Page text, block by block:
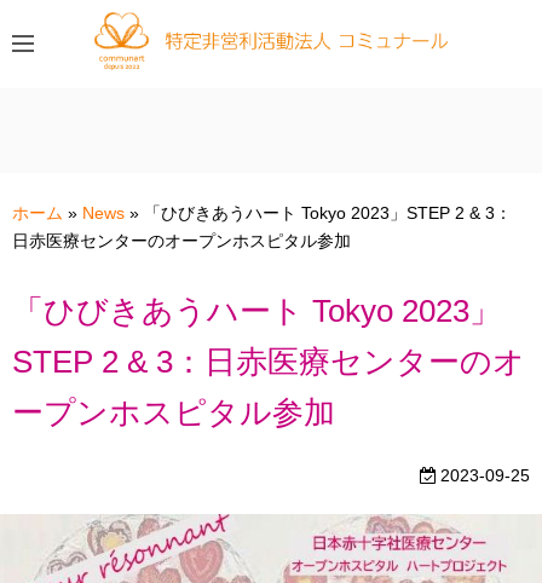
ン
キ
ホーム » News »
「ひびきあうハート Tokyo 2023」STEP 2 & 3：
日赤医療センターのオープンホスピタル参加
「ひびきあうハート Tokyo 2023」
STEP 2 & 3：日赤医療センターのオ
ープンホスピタル参加
2023-09-25